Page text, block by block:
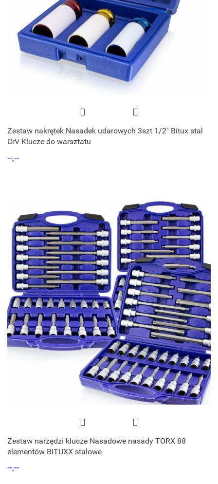
Zestaw nakrętek Nasadek udarowych 3szt 1/2'' Bitux stal
CrV Klucze do warsztatu
--,--
Zestaw narzędzi klucze Nasadowe nasady TORX 88
elementów BITUXX stalowe
--,--